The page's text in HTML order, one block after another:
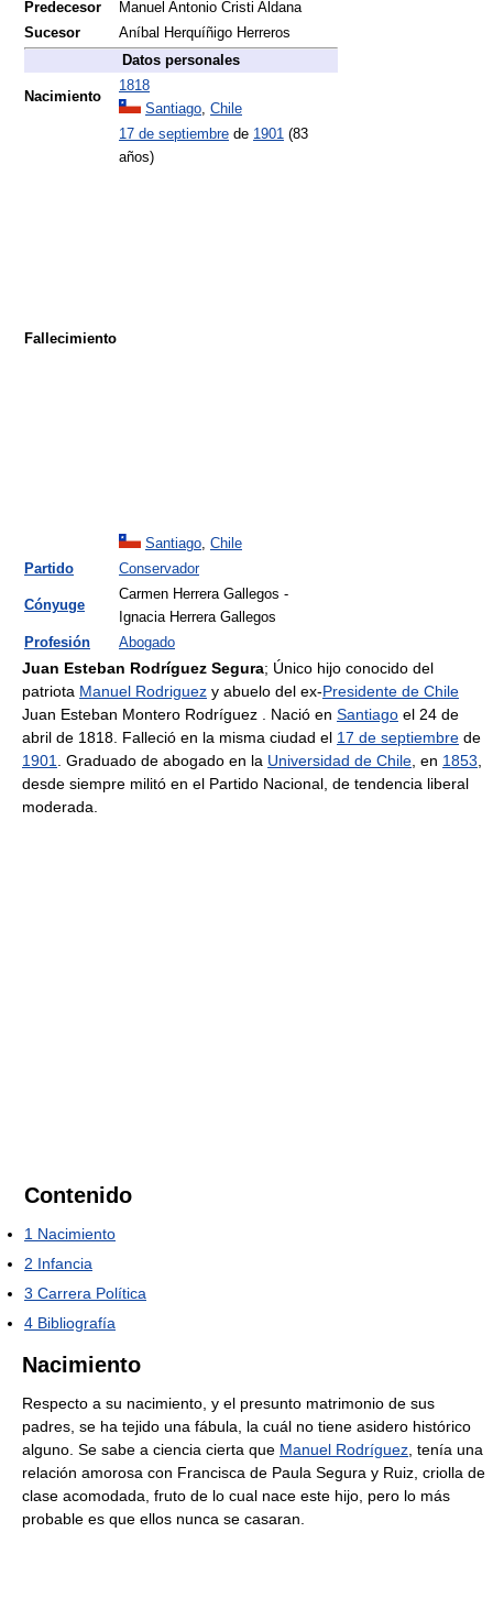
Predecesor
Manuel Antonio Cristi Aldana
Sucesor
Aníbal Herquíñigo Herreros
Datos personales
Nacimiento
1818
Santiago, Chile
Fallecimiento
17 de septiembre de 1901 (83
años)
Santiago, Chile
Partido
Conservador
Cónyuge
Carmen Herrera Gallegos -
Ignacia Herrera Gallegos
Profesión
Abogado
Juan Esteban Rodríguez Segura; Único hijo conocido del
patriota Manuel Rodriguez y abuelo del ex-Presidente de Chile
Juan Esteban Montero Rodríguez . Nació en Santiago el 24 de
abril de 1818. Falleció en la misma ciudad el 17 de septiembre de
1901
. Graduado de abogado en la Universidad de Chile , en 1853
desde siempre militó en el Partido Nacional, de tendencia liberal
moderada.
Contenido
1 Nacimiento
2 Infancia
3 Carrera Política
4 Bibliografía
Nacimiento
Respecto a su nacimiento, y el presunto matrimonio de sus
padres, se ha tejido una fábula, la cuál no tiene asidero histórico
alguno. Se sabe a ciencia cierta que Manuel Rodríguez , tenía una
relación amorosa con Francisca de Paula Segura y Ruiz, criolla de
clase acomodada, fruto de lo cual nace este hijo, pero lo más
probable es que ellos nunca se casaran.